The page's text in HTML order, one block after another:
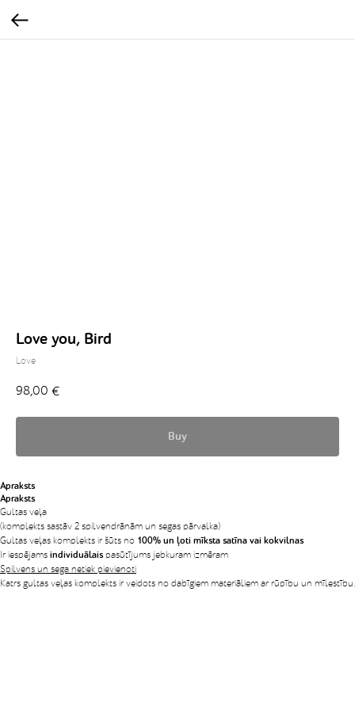
Love you, Bird
Love
98,00 €
Buy
Apraksts
Apraksts
Gultas veļa
(komplekts sastāv 2 spilvendrānām un segas pārvalka)
Gultas veļas komplekts ir šūts no 100% un ļoti mīksta satīna vai kokvilnas
Ir iespējams individuālais pasūtījums jebkuram izmēram
Spilvens un sega netiek pievienoti
Katrs gultas veļas komplekts ir veidots no dabīgiem materiāliem ar rūpību un mīlestību.